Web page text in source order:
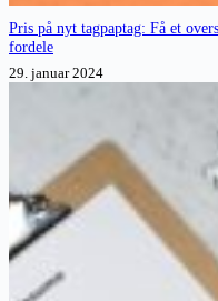
Pris på nyt tagpaptag: Få et
fordele
29. januar 2024